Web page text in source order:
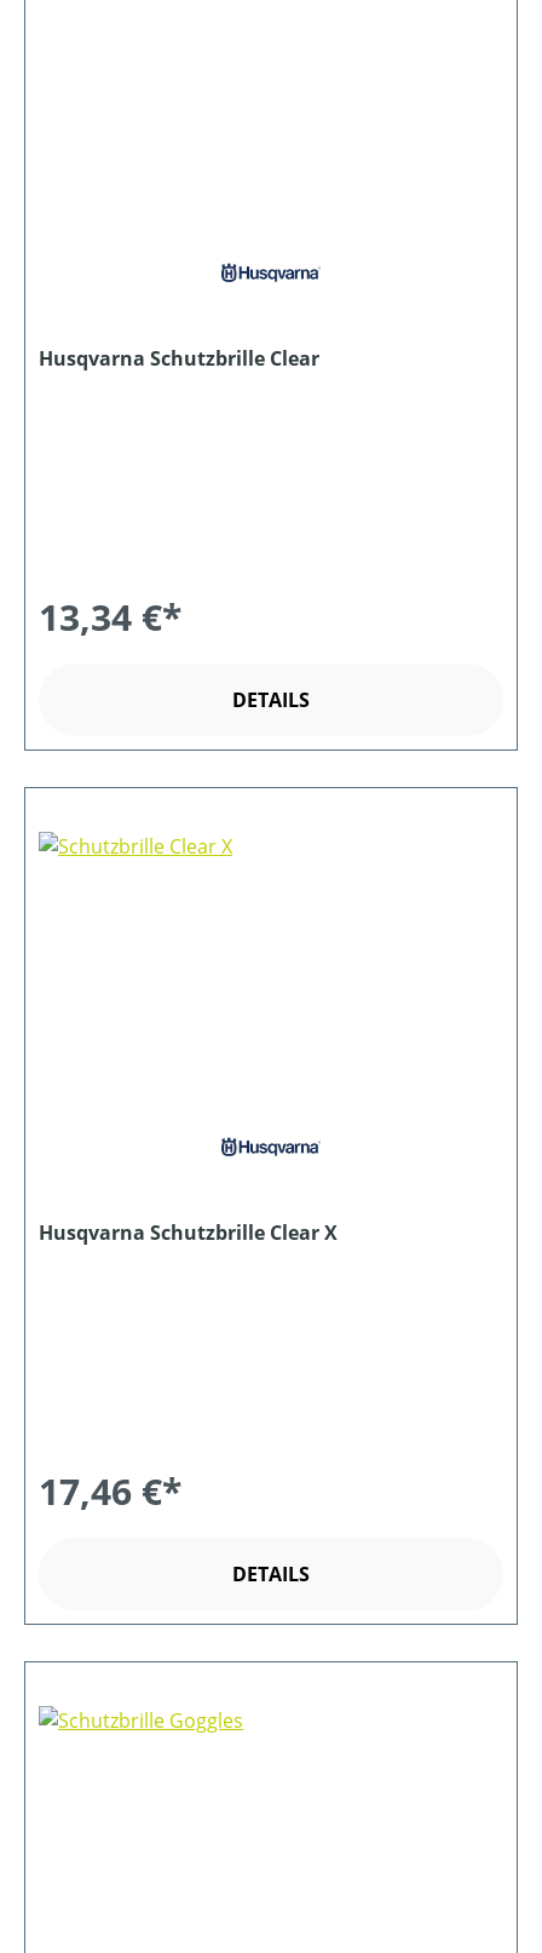
Husqvarna Schutzbrille Clear
13,34 €*
DETAILS
Husqvarna Schutzbrille Clear X
17,46 €*
DETAILS